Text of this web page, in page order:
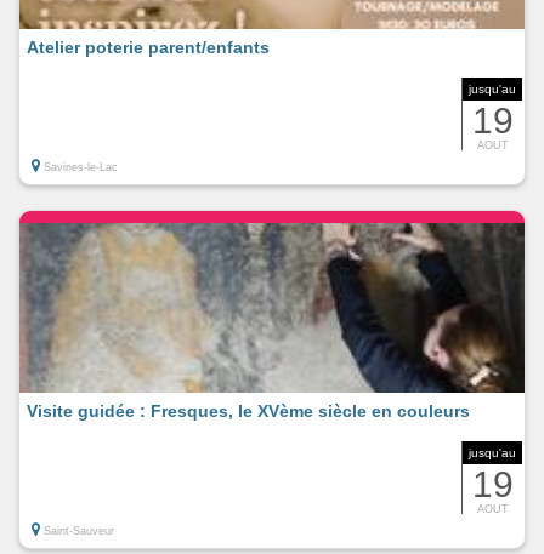
jusqu'au
19
AOUT
Atelier poterie parent/enfants
Savines-le-Lac
jusqu'au
19
AOUT
Visite guidée : Fresques, le XVème siècle en couleurs
Saint-Sauveur